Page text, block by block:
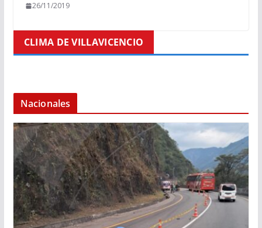
26/11/2019
CLIMA DE VILLAVICENCIO
Nacionales